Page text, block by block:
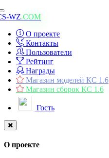
Toggle
navigation
WZ.COM
О проекте
Контакты
Пользователи
Рейтинг
Награды
Магазин моделей КС 1.6
Магазин сборок КС 1.6
Гость
О проекте